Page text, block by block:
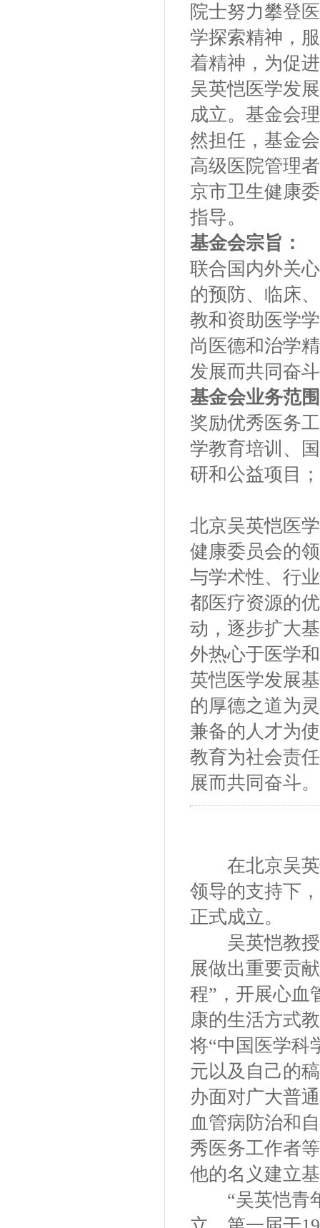
院士努力攀登
学探索精神，
着精神，为促
吴英恺医学发
成立。基金会
然担任，基金
高级医院管理
京市卫生健康
指导。
基金会宗旨：
联合国内外关
的预防、临床
教和资助医学
尚医德和治学
发展而共同奋
基金会业务范
奖励优秀医务
学教育培训、
研和公益项目
北京吴英恺医
健康委员会的
与学术性、行
都医疗资源的
动，逐步扩大
外热心于医学
英恺医学发展
的厚德之道为
兼备的人才为
教育为社会责
展而共同奋斗。
在北京吴英
领导的支持下
正式成立。
吴英恺教授
展做出重要贡
程”，开展心血
康的生活方式
将“中国医学科
元以及自己的
办面对广大普
血管病防治和
秀医务工作者
他的名义建立
“吴英恺青年